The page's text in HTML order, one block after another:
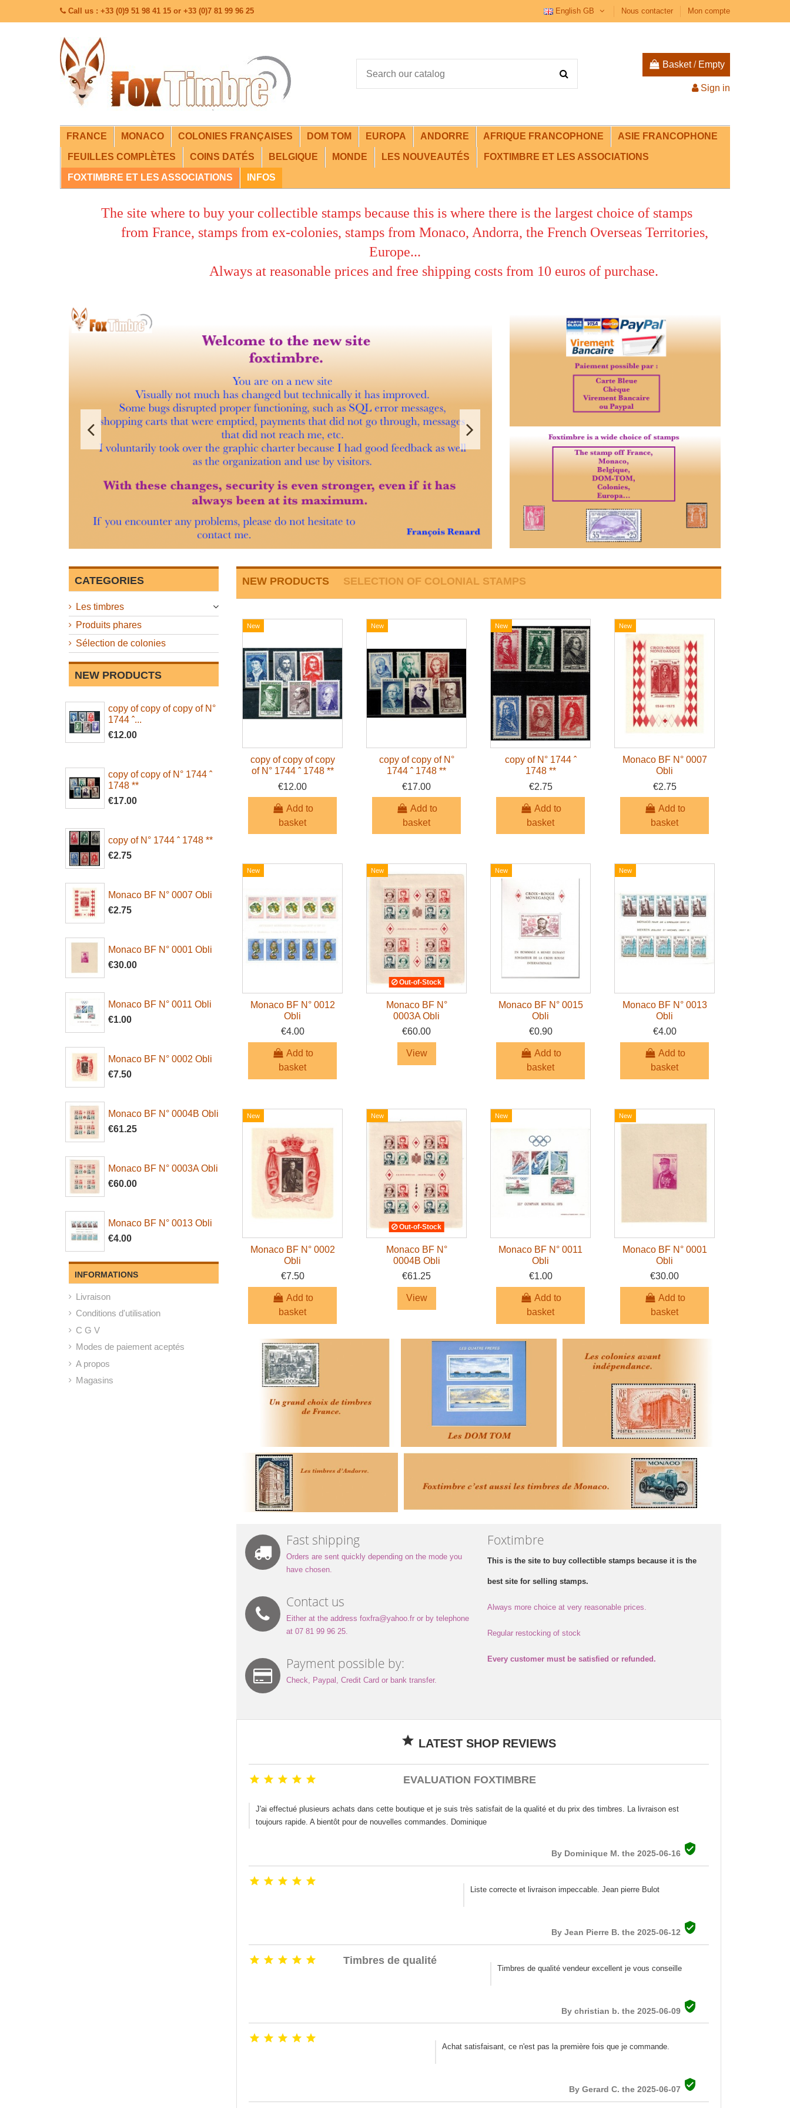
Call us : +33 (0)9 51 98 41 15 or +33 (0)7 81 99 96 25 English GB Nous contacter Mon compte
Basket / Empty
Sign in
FRANCE MONACO COLONIES FRANÇAISES DOM TOM EUROPA ANDORRE AFRIQUE FRANCOPHONE ASIE FRANCOPHONE
FEUILLES COMPLÈTES COINS DATÉS BELGIQUE MONDE LES NOUVEAUTÉS FOXTIMBRE ET LES ASSOCIATIONS
FOXTIMBRE ET LES ASSOCIATIONS INFOS
The site where to buy your collectible stamps because this is where there is the largest choice of stamps
from France, stamps from ex-colonies, stamps from Monaco, Andorra, the French Overseas Territories,
Europe...
Always at reasonable prices and free shipping costs from 10 euros of purchase.
CATEGORIES
Les timbres
Produits phares
Sélection de colonies
NEW PRODUCTS
copy of copy of copy of N°
1744 ˆ...
€12.00
copy of copy of N° 1744 ˆ
1748 **
€17.00
copy of N° 1744 ˆ 1748 **
€2.75
Monaco BF N° 0007 Obli
€2.75
Monaco BF N° 0001 Obli
€30.00
Monaco BF N° 0011 Obli
€1.00
Monaco BF N° 0002 Obli
€7.50
Monaco BF N° 0004B Obli
€61.25
Monaco BF N° 0003A Obli
€60.00
Monaco BF N° 0013 Obli
€4.00
INFORMATIONS
Livraison
Conditions d'utilisation
C G V
Modes de paiement aceptés
A propos
Magasins
NEW PRODUCTS SELECTION OF COLONIAL STAMPS
New
copy of copy of copy
of N° 1744 ˆ 1748 **
€12.00
Add to
basket
New
copy of copy of N°
1744 ˆ 1748 **
€17.00
Add to
basket
New
copy of N° 1744 ˆ
1748 **
€2.75
Add to
basket
New
Monaco BF N° 0007
Obli
€2.75
Add to
basket
New
Monaco BF N° 0012
Obli
€4.00
Add to
basket
New
Out-of-Stock
Monaco BF N°
0003A Obli
€60.00
View
New
Monaco BF N° 0015
Obli
€0.90
Add to
basket
New
Monaco BF N° 0013
Obli
€4.00
Add to
basket
New
Monaco BF N° 0002
Obli
€7.50
Add to
basket
New
Out-of-Stock
Monaco BF N°
0004B Obli
€61.25
View
New
Monaco BF N° 0011
Obli
€1.00
Add to
basket
New
Monaco BF N° 0001
Obli
€30.00
Add to
basket
Fast shipping
Orders are sent quickly depending on the mode you
have chosen.
Contact us
Either at the address foxfra@yahoo.fr or by telephone
at 07 81 99 96 25.
Payment possible by:
Check, Paypal, Credit Card or bank transfer.
Foxtimbre
This is the site to buy collectible stamps because it is the
best site for selling stamps.
Always more choice at very reasonable prices.
Regular restocking of stock
Every customer must be satisfied or refunded.
 LATEST SHOP REVIEWS
     EVALUATION FOXTIMBRE
J'ai effectué plusieurs achats dans cette boutique et je suis très satisfait de la qualité et du prix des timbres. La livraison est
toujours rapide. A bientôt pour de nouvelles commandes. Dominique
By Dominique M. the 2025-06-16 
    
Liste correcte et livraison impeccable. Jean pierre Bulot
By Jean Pierre B. the 2025-06-12 
     Timbres de qualité
Timbres de qualité vendeur excellent je vous conseille
By christian b. the 2025-06-09 
    
Achat satisfaisant, ce n'est pas la première fois que je commande.
By Gerard C. the 2025-06-07 